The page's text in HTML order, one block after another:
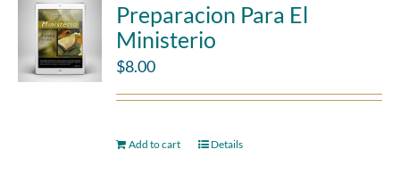
Preparacion Para El
Ministerio
$8.00
Add to cart Details